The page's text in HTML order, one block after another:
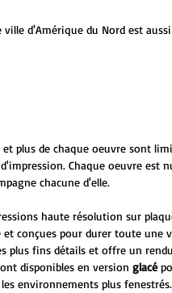
ville d'Amérique du Nord est
et plus de chaque oeuvre sont
Chaque oeuvre est
chacune d'elle.
haute résolution sur
conçues pour durer toute une
plus fins détails et offre un
disponibles en version glacé
environnements plus